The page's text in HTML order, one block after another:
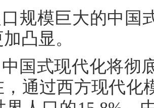
规模巨大的中国
凸显。
国式现代化将彻
通过西方现代化